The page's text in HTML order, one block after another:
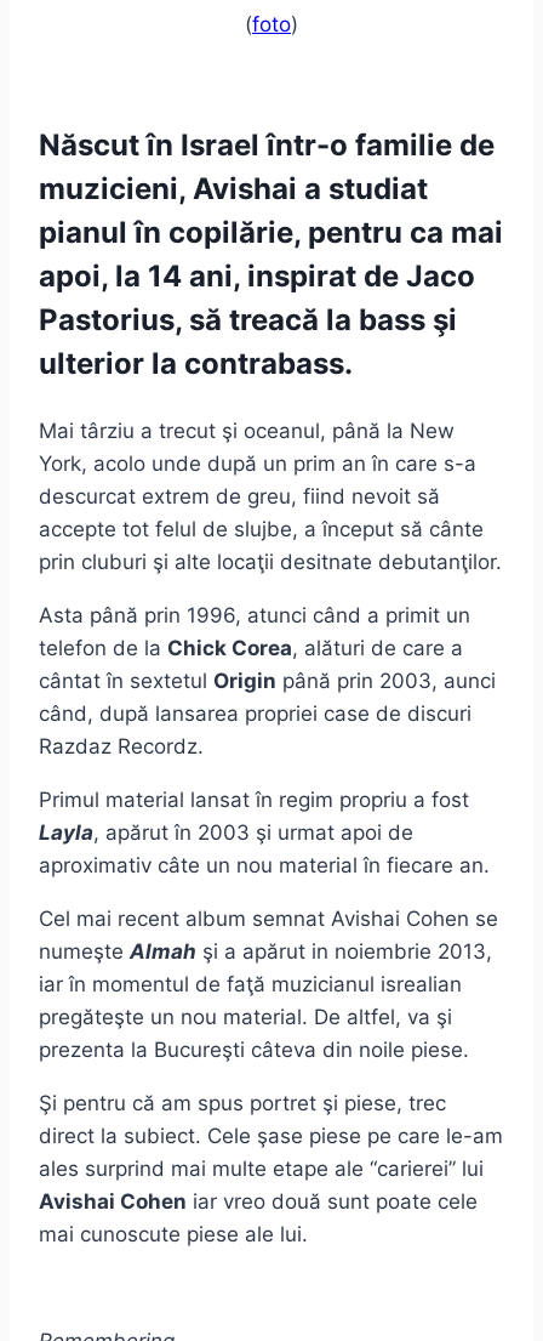
(foto)
Născut în Israel într-o familie de
muzicieni, Avishai a studiat
pianul în copilărie, pentru ca mai
apoi, la 14 ani, inspirat de Jaco
Pastorius, să treacă la bass şi
ulterior la contrabass.
Mai târziu a trecut şi oceanul, până la New
York, acolo unde după un prim an în care s-a
descurcat extrem de greu, fiind nevoit să
accepte tot felul de slujbe, a început să cânte
prin cluburi şi alte locaţii desitnate debutanţilor.
Asta până prin 1996, atunci când a primit un
telefon de la Chick Corea, alături de care a
cântat în sextetul Origin până prin 2003, aunci
când, după lansarea propriei case de discuri
Razdaz Recordz.
Primul material lansat în regim propriu a fost
Layla, apărut în 2003 şi urmat apoi de
aproximativ câte un nou material în fiecare an.
Cel mai recent album semnat Avishai Cohen se
numeşteAlmah şi a apărut in noiembrie 2013,
iar în momentul de faţă muzicianul isrealian
pregăteşte un nou material. De altfel, va şi
prezenta la Bucureşti câteva din noile piese.
Şi pentru că am spus portret şi piese, trec
direct la subiect. Cele şase piese pe care le-am
ales surprind mai multe etape ale “carierei” lui
Avishai Cohen iar vreo două sunt poate cele
mai cunoscute piese ale lui.